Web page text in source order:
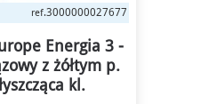
ref.3000000027677
Energia 3 -
z żółtym p.
kl.